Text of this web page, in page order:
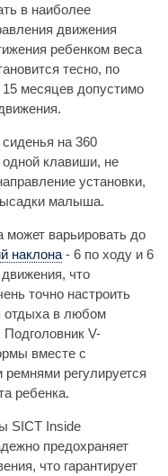
в наиболее
движения
ребенком веса
тесно, по
месяцев допустимо
на 360
клавиши, не
установки,
малыша.
может варьировать до
наклона - 6 по ходу и 6
что
точно настроить
отдыха в любом
V-
вместе с
ремнями регулируется
ребенка.
SICT Inside
предохраняет
что гарантирует